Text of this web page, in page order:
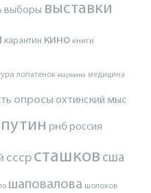
выборы выставки
карантин кино книги
лопатенок маркина медицина
опросы охтинский мыс
путин рнброссия
ссср сташков сша
шаповалова шолохов